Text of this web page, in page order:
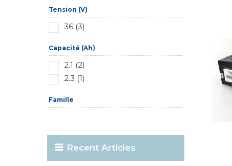
Tension (V)
36 (3)
Capacité (Ah)
2.1 (2)
2.3 (1)
Famille
Recent Articles